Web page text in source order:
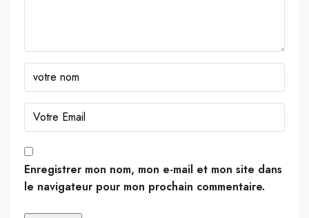
Enregistrer mon nom, mon e-mail et mon site dans
le navigateur pour mon prochain commentaire.